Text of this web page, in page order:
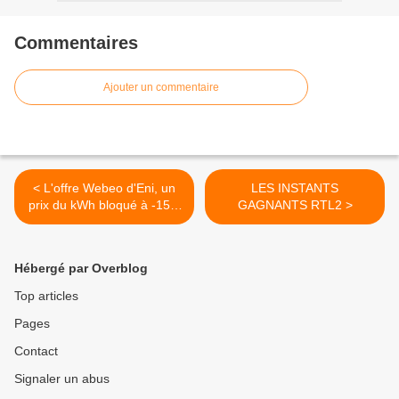
Commentaires
Ajouter un commentaire
< L'offre Webeo d'Eni, un
prix du kWh bloqué à -15%
pendant 3 ans
LES INSTANTS
GAGNANTS RTL2 >
Hébergé par Overblog
Top articles
Pages
Contact
Signaler un abus